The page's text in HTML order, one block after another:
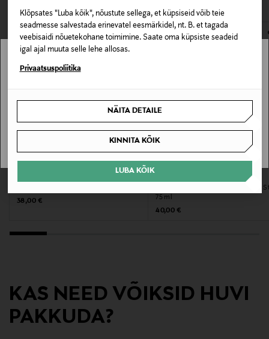
Klõpsates "Luba kõik", nõustute sellega, et küpsiseid võib teie
seadmesse salvestada erinevatel eesmärkidel, nt. B. et tagada
veebisaidi nõuetekohane toimimine. Saate oma küpsiste seadeid
igal ajal muuta selle lehe allosas.
Privaatsuspoliitika
NÄITA DETAILE
KINNITA KÕIK
LUBA KÕIK
NOCOL
Suurus
Valmistaja tootenumber
Hugo Boss AG
Tootja aadress
E-POE TAGASTUSED
Original Price
38,00 €
Deodorant Boss Bottled Deodorant
75 ml
Original Price
40,00 €
KAS NEED VÕIKSID HUVI
PAKKUDA?
Stockmann pole Sinu riigis saadaval.
SAAN ARU